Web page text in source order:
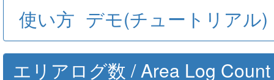
使い方 デモ(チュートリアル)
エリアログ数 / Area Log Count